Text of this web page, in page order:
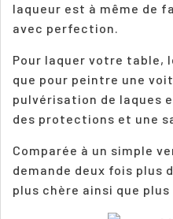
laqueur est à même de
avec perfection.
Pour laquer votre table,
que pour peintre une
pulvérisation de laques
des protections et une
Comparée à un simple
demande deux fois plus
plus chère ainsi que